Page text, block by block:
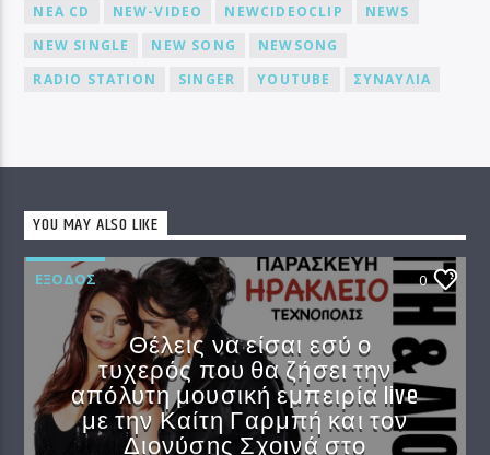
NEA CD
NEW-VIDEO NEWCIDEOCLIP
NEWS
NEW SINGLE
NEW SONG
NEWSONG
RADIO STATION
SINGER YOUTUBE ΣΥΝΑΥΛΙΑ
YOU MAY ALSO LIKE
EΞΟΔΟΣ 0
Θέλεις να είσαι εσύ ο
τυχερός που θα ζήσει την
απόλυτη μουσική εμπειρία live
με την Καίτη Γαρμπή και τον
Διονύσης Σχοινά στο